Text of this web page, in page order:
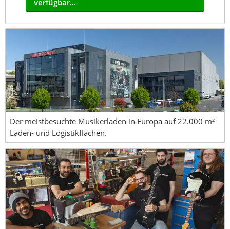
verfügbar...
Der meistbesuchte Musikerladen in Europa auf 22.000 m²
Laden- und Logistikflächen.